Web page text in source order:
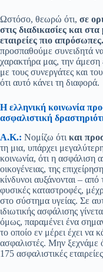
Ωστόσο, θεωρώ ότι, σε
στις διαδικασίες και
εταιρείες πιο απρόσωπες.
προσπαθούμε συνειδητά
χαρακτήρα μας, την άμεση
με τους συνεργάτες και
ότι αυτό κάνει τη διαφορά.
Η ελληνική κοινωνία
ασφαλιστική
Α.Κ.: Νομίζω ότι και
τη μια, υπάρχει
κοινωνία, ότι η ασφάλιση
οικογένειας, της
κίνδυνοι αυξάνονται – από
φυσικές καταστροφές,
στο σύστημα υγείας. Σε
ιδιωτικής ασφάλισης
όμως, παραμένει ένα
το οποίο εν μέρει έχει να
ασφαλιστές. Μην ξεχνάμε
175 ασφαλιστικές